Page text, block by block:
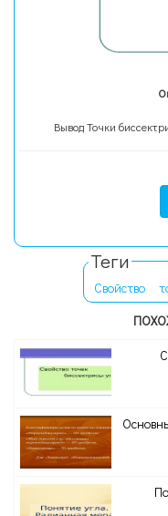
Вывод Точки
Теги
Свойство